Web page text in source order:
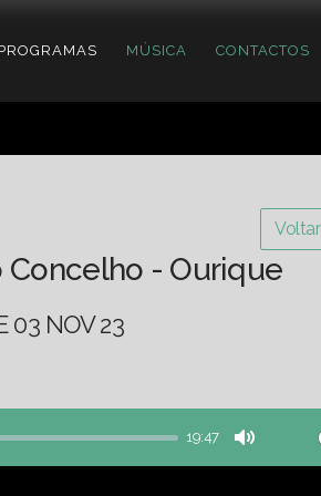
MÚSICA CONTACTOS
Voltar
Concelho - Ourique
03 NOV 23
19:47
Mute